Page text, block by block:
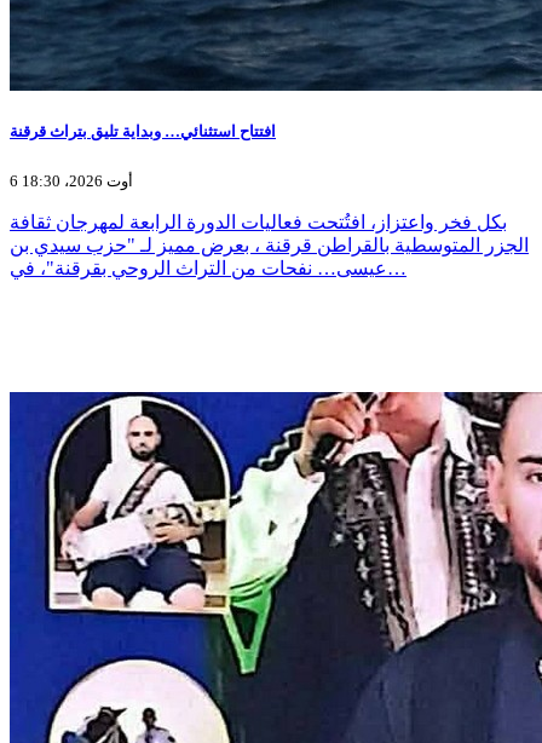
افتتاح استثنائي… وبداية تليق بتراث قرقنة
6 أوت 2026، 18:30
بكل فخر واعتزاز، افتُتحت فعاليات الدورة الرابعة لمهرجان ثقافة
الجزر المتوسطية بالقراطن قرقنة ، بعرض مميز لـ "حزب سيدي بن
عيسى… نفحات من التراث الروحي بقرقنة"، في…